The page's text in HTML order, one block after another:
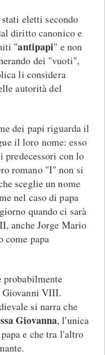
eletti secondo
diritto canonico e
"antipapi" e non
dei "vuoti",
li considera
autorità del
dei papi riguarda il
il loro nome: esso
predecessori con lo
romano "I" non si
sceglie un nome
nel caso di papa
quando ci sarà
anche Jorge Mario
come papa
probabilmente
Giovanni VIII.
si narra che
Giovanna, l'unica
e che tra l'altro